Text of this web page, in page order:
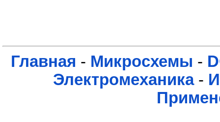
Главная - Микросхемы -
Электромеханика-